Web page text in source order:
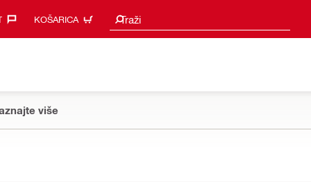
KOŠARICA Traži
Prijedlozi za pretraživanje
više